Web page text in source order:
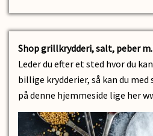
Shop grillkrydderi, salt, peber
Leder du efter et sted hvor du
billige krydderier, så kan du
på denne hjemmeside lige her